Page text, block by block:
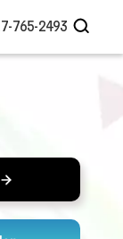
765-2493